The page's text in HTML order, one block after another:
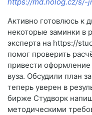
Активно готовлюсь к
некоторые заминки в
эксперта на https://
помог проверить
привести оформление
вуза. Обсудили план
теперь уверен в
бирже Студворк
методическими